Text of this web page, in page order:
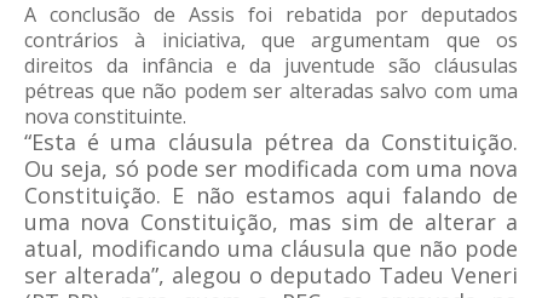
A conclusão de Assis foi rebatida por deputados
contrários à iniciativa, que argumentam que os
direitos da infância e da juventude são cláusulas
pétreas que não podem ser alteradas salvo com uma
nova constituinte.
“Esta é uma cláusula pétrea da Constituição.
Ou seja, só pode ser modificada com uma nova
Constituição. E não estamos aqui falando de
uma nova Constituição, mas sim de alterar a
atual, modificando uma cláusula que não pode
ser alterada”, alegou o deputado Tadeu Veneri